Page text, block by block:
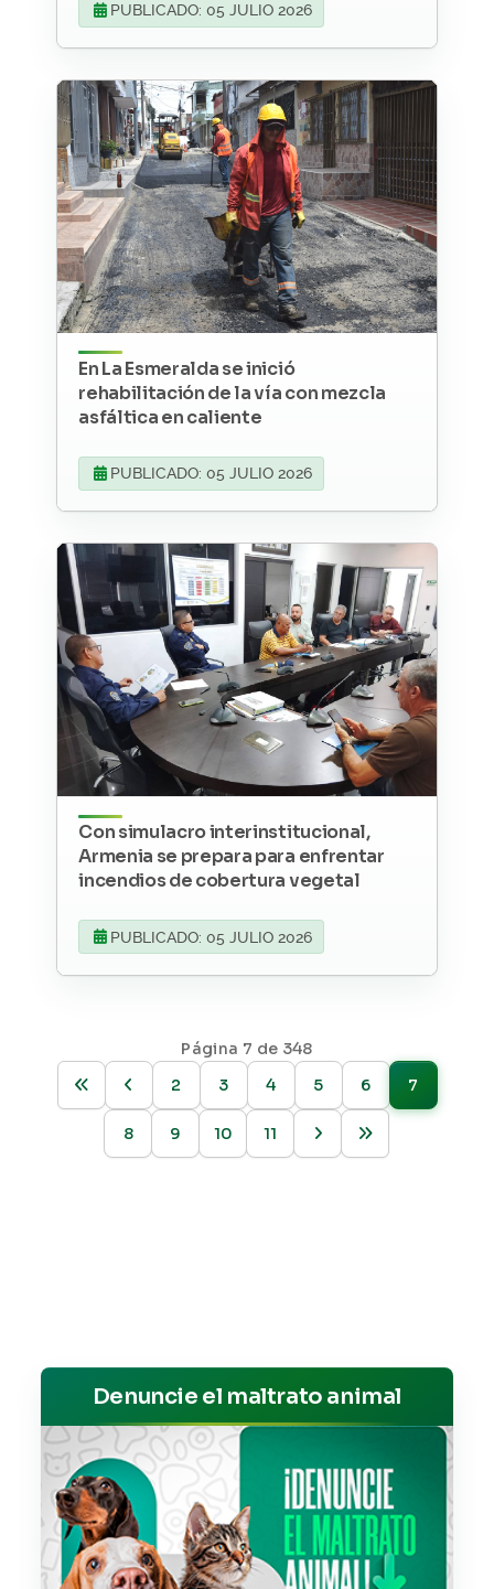
PUBLICADO: 05 JULIO 2026
En La Esmeralda se inició
rehabilitación de la vía con mezcla
asfáltica en caliente
PUBLICADO: 05 JULIO 2026
Con simulacro interinstitucional,
Armenia se prepara para enfrentar
incendios de cobertura vegetal
PUBLICADO: 05 JULIO 2026
Página 7 de 348
2
3 4 5 6 7
8 9 10 11
Denuncie el maltrato animal